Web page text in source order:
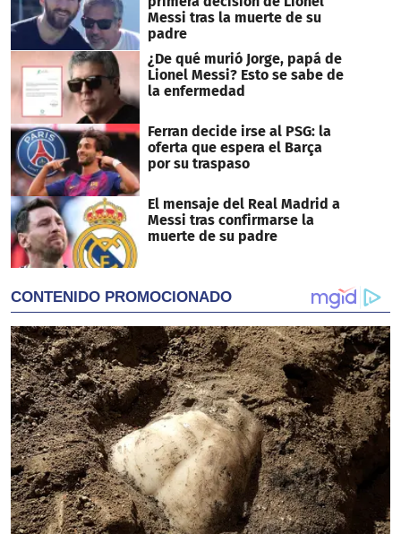
Messi tras la muerte de su
padre
¿De qué murió Jorge, papá de
Lionel Messi? Esto se sabe de
la enfermedad
Ferran decide irse al PSG: la
oferta que espera el Barça
por su traspaso
El mensaje del Real Madrid a
Messi tras confirmarse la
muerte de su padre